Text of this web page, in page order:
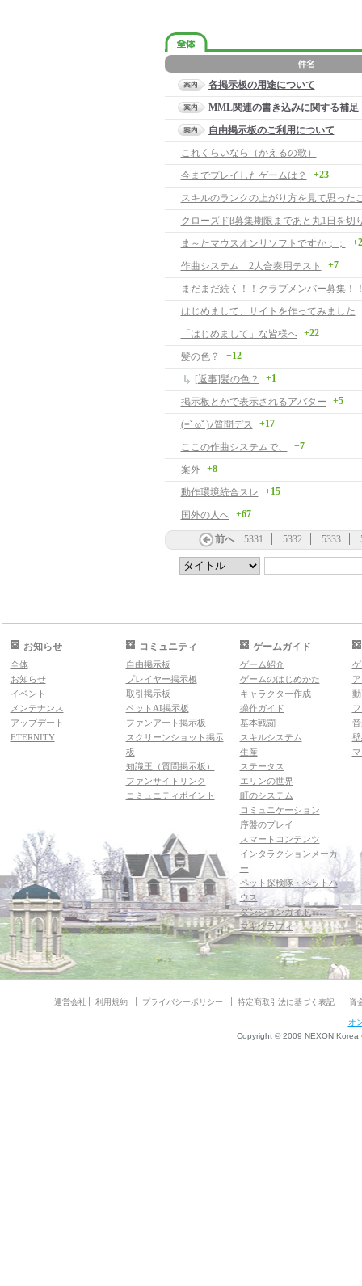
各掲示板の用途について
MML関連の書き込みに関する補足
自由掲示板のご利用について
これくらいなら（かえるの歌）
今までプレイしたゲームは？
+23
クローズドβ募集期限まであと丸1日を切
ま～たマウスオンリソフトですか；；
作曲システム 2人合奏用テスト +7
まだまだ続く！！クラブメンバー募集！
はじめまして、サイトを作ってみました
「はじめまして」な皆様へ +22
髪の色？ +12
[返事]髪の色？ +1
掲示板とかで表示されるアバター +5
(=ﾟωﾟ)ﾉ質問デス +17
ここの作曲システムで、 +7
案外 +8
動作環境統合スレ +15
国外の人へ +67
前へ 5331 5332 5333
お知らせ
全体
お知らせ
イベント
メンテナンス
アップデート
ETERNITY
コミュニティ
自由掲示板
プレイヤー掲示板
取引掲示板
ペットAI掲示板
ファンアート掲示板
スクリーンショット掲示
板
知識王（質問掲示板）
ファンサイトリンク
コミュニティポイント
ゲームガイド
ゲーム紹介
ゲームのはじめかた
キャラクター作成
操作ガイド
基本戦闘
スキルシステム
生産
ステータス
エリンの世界
町のシステム
コミュニケーション
序盤のプレイ
スマートコンテンツ
インタラクションメーカ
ー
ペット探検隊・ペットハ
ウス
ダンジョンガイド
マギグラフィ
運営会社 利用規約 プライバシーポリシー 特定商取引法に基づく表記 資
オ
Copyright © 2009 NEXON Korea